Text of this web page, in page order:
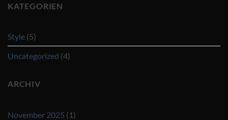
KATEGORIEN
Style (5)
Uncategorized (4)
ARCHIV
November 2025 (1)